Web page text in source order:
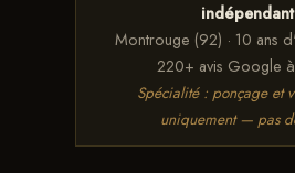
indépendant
Montrouge (92) · 10 ans
220+ avis Google
Spécialité : ponçage et
uniquement — pas